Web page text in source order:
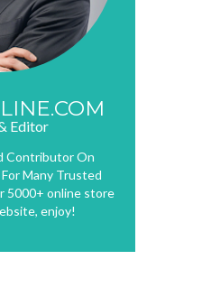
Editor
Contributor On
Many Trusted
5000+ online store
enjoy!